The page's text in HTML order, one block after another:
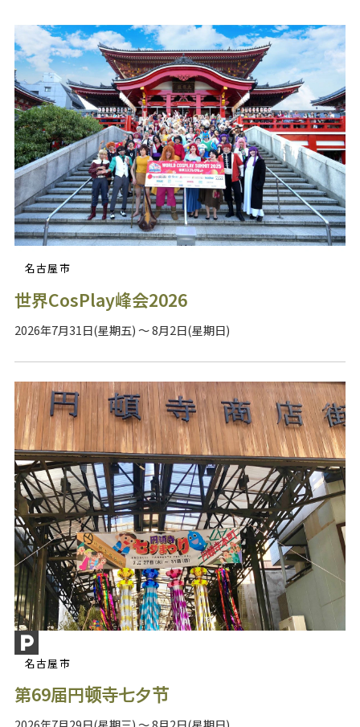
名古屋市
世界CosPlay峰会2026
2026年7月31日(星期五) ～ 8月2日(星期日)
名古屋市
第69届円顿寺七夕节